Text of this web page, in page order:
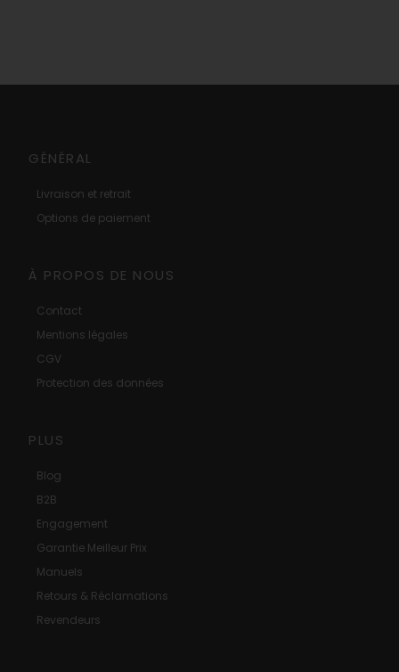
GÉNÉRAL
Livraison et retrait
Options de paiement
À PROPOS DE NOUS
Contact
Mentions légales
CGV
Protection des données
PLUS
Blog
B2B
Engagement
Garantie Meilleur Prix
Manuels
Retours & Réclamations
Revendeurs